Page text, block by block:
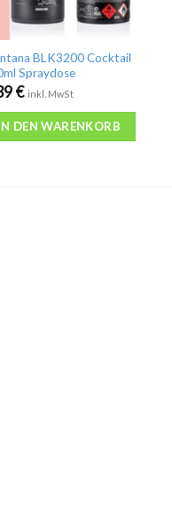
BLK3200 Cocktail
Spraydose
€ inkl. MwSt
DEN WARENKORB